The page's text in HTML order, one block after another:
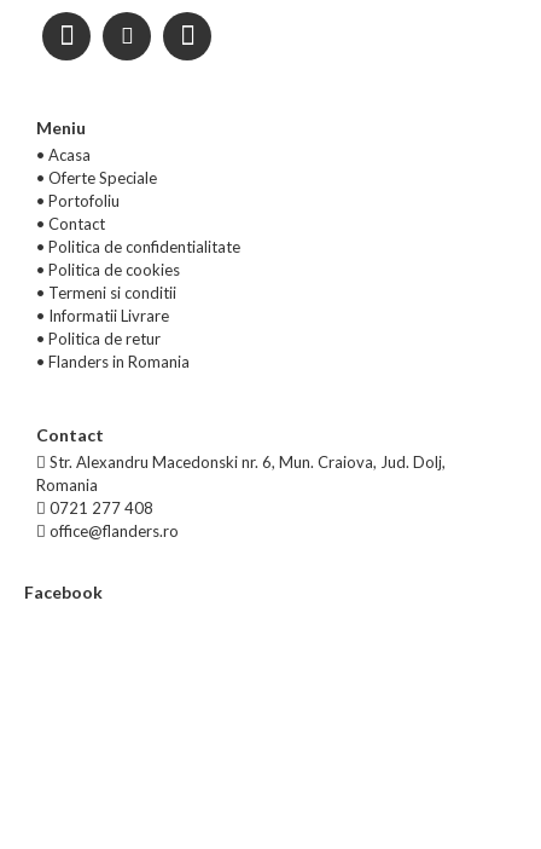
Meniu
• Acasa
• Oferte Speciale
• Portofoliu
• Contact
• Politica de confidentialitate
• Politica de cookies
• Termeni si conditii
• Informatii Livrare
• Politica de retur
• Flanders in Romania
Contact
Str. Alexandru Macedonski nr. 6, Mun. Craiova, Jud. Dolj,
Romania
0721 277 408
office@flanders.ro
Facebook